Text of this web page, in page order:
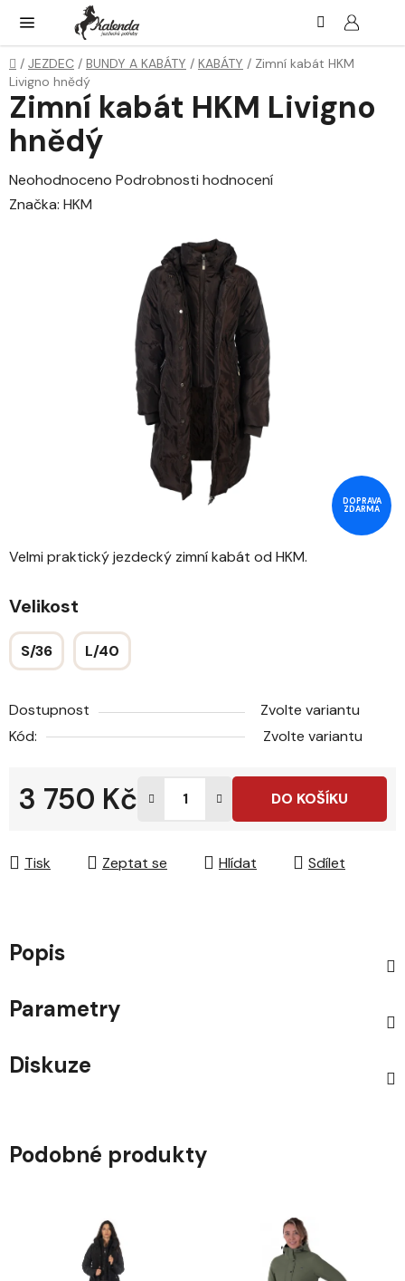
obsah
Domů
/ JEZDEC / BUNDY A KABÁTY / KABÁTY / Zimní kabát HKM
Livigno hnědý
Velmi praktický jezdecký zimní kabát od HKM.
Velikost
S/36 L/40
Dostupnost
Zvolte variantu
Kód:
Zvolte variantu
3 750 Kč DO KOŠÍKU
Tisk Zeptat se Hlídat Sdílet
Zimní kabát HKM Livigno
hnědý
Průměrné
hodnocení
Neohodnoceno Podrobnosti hodnocení
Značka: HKM
DOPRAVA
ZDARMA
Popis
Parametry
Diskuze
Podobné produkty